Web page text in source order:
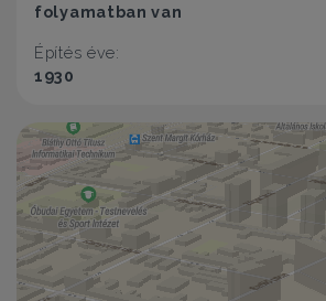
folyamatban van
Építés éve:
1930